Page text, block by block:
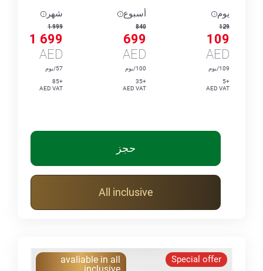
يوم
129
109
AED
109/يوم
+5
AED VAT
أسبوع
840
699
AED
100/يوم
+35
AED VAT
شهر
1 999
1 699
AED
57/يوم
+85
AED VAT
حجز
All inclusive
Special offer
avaliable in all